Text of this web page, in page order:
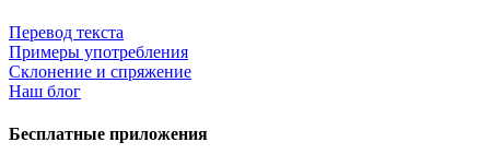
Перевод текста
Примеры употребления
Склонение и спряжение
Наш блог
Бесплатные приложения